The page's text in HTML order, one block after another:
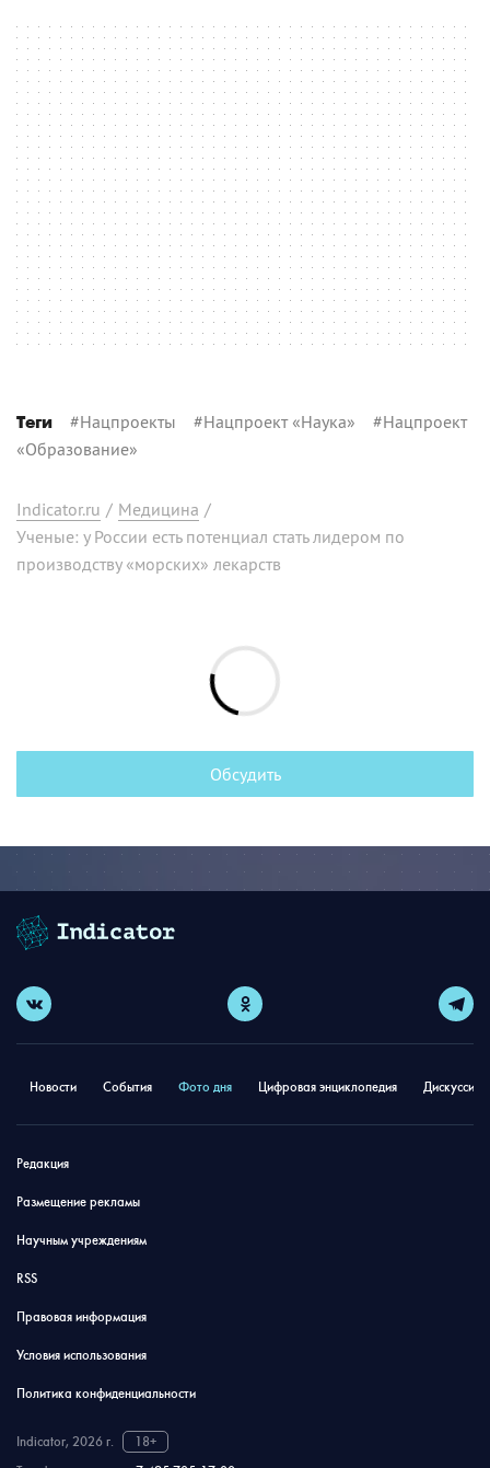
Теги #Нацпроекты #Нацпроект «Наука» #Нацпроект
«Образование»
Indicator.ru / Медицина /
Ученые: у России есть потенциал стать лидером по
производству «морских» лекарств
Обсудить
Новости События Фото дня Цифровая энциклопедия
Редакция
Размещение рекламы
Научным учреждениям
RSS
Правовая информация
Условия использования
Политика конфиденциальности
Indicator, 2026 г.
18+